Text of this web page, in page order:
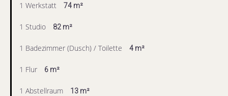
1 Werkstatt 74 m²
1 Studio 82 m²
1 Badezimmer (Dusch) / Toilette 4 m²
1 Flur 6 m²
1 Abstellraum 13 m²